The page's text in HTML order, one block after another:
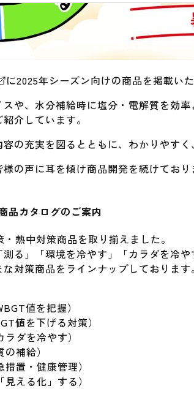
に2025年シーズン向けの商品を掲載いた
や、水分補給時に塩分・電解質を効
介しています。
の充実を図るとともに、わかりやすく
の声に耳を傾け商品開発を続けてお
品カタログのご案内
熱中対策商品を取り揃えました。
る」「環境を冷やす」「カラダを冷
対策商品をラインナップしております。
値を把握）
値を下げる対策）
ダを冷やす）
補給）
置・健康管理）
える化」する）